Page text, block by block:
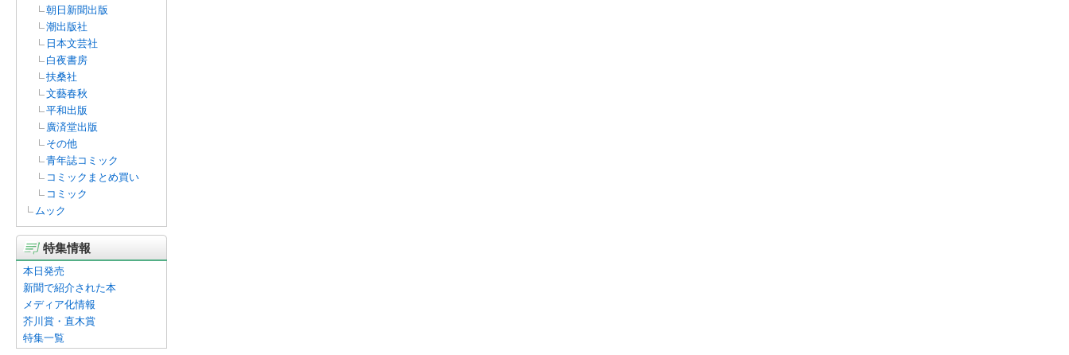
朝日新聞出版
潮出版社
日本文芸社
白夜書房
扶桑社
文藝春秋
平和出版
廣済堂出版
その他
青年誌コミック
コミックまとめ買い
コミック
ムック
特集情報
本日発売
新聞で紹介された本
メディア化情報
芥川賞・直木賞
特集一覧